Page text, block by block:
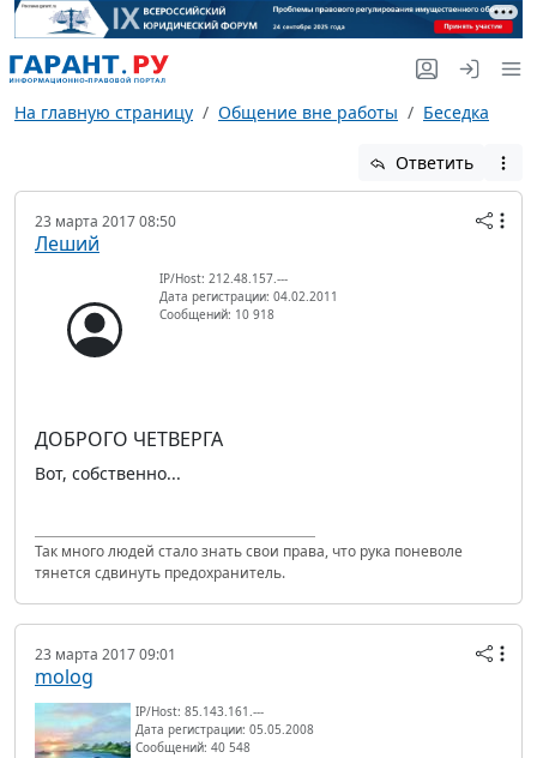
На главную страницу Общение вне работы Беседка
Ответить
23 марта 2017 08:50
Леший
IP/Host: 212.48.157.---
Дата регистрации: 04.02.2011
Сообщений: 10 918
ДОБРОГО ЧЕТВЕРГА
Вот, собственно...
Так много людей стало знать свои права, что рука поневоле
тянется сдвинуть предохранитель.
23 марта 2017 09:01
molog
IP/Host: 85.143.161.---
Дата регистрации: 05.05.2008
Сообщений: 40 548